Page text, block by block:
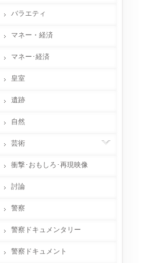
バラエティ
マネー・経済
マネー･経済
皇室
遺跡
自然
芸術
衝撃･おもしろ･再現映像
討論
警察
警察ドキュメンタリー
警察ドキュメント